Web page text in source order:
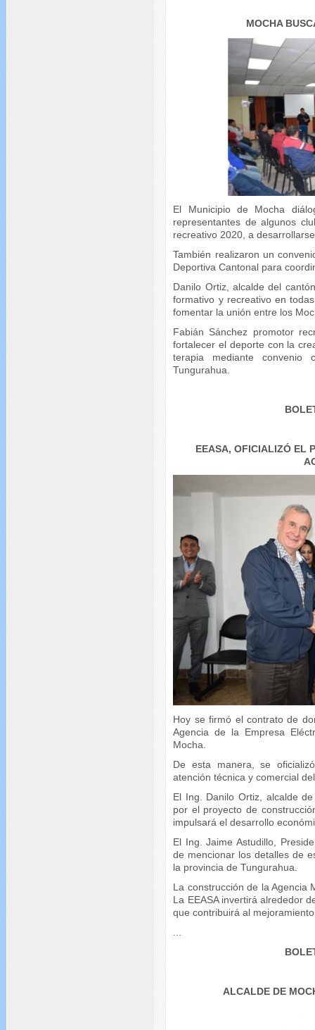
MOCHA
El Municipio de Mocha
representantes de algunos
recreativo 2020, a
También realizaron un
Deportiva Cantonal para
Danilo Ortiz, alcalde del
formativo y recreativo en
fomentar la unión entre los
Fabián Sánchez promotor
fortalecer el deporte con la
terapia mediante convenio
Tungurahua.
EEASA, OFICIALIZÓ EL
Hoy se firmó el contrato de
Agencia de la Empresa
Mocha.
De esta manera, se
atención técnica y comercial
El Ing. Danilo Ortiz, alcalde
por el proyecto de
impulsará el desarrollo
El Ing. Jaime Astudillo,
de mencionar los detalles de
la provincia de Tungurahua.
La construcción de la Agencia
La EEASA invertirá alrededor
que contribuirá al
ALCALDE DE